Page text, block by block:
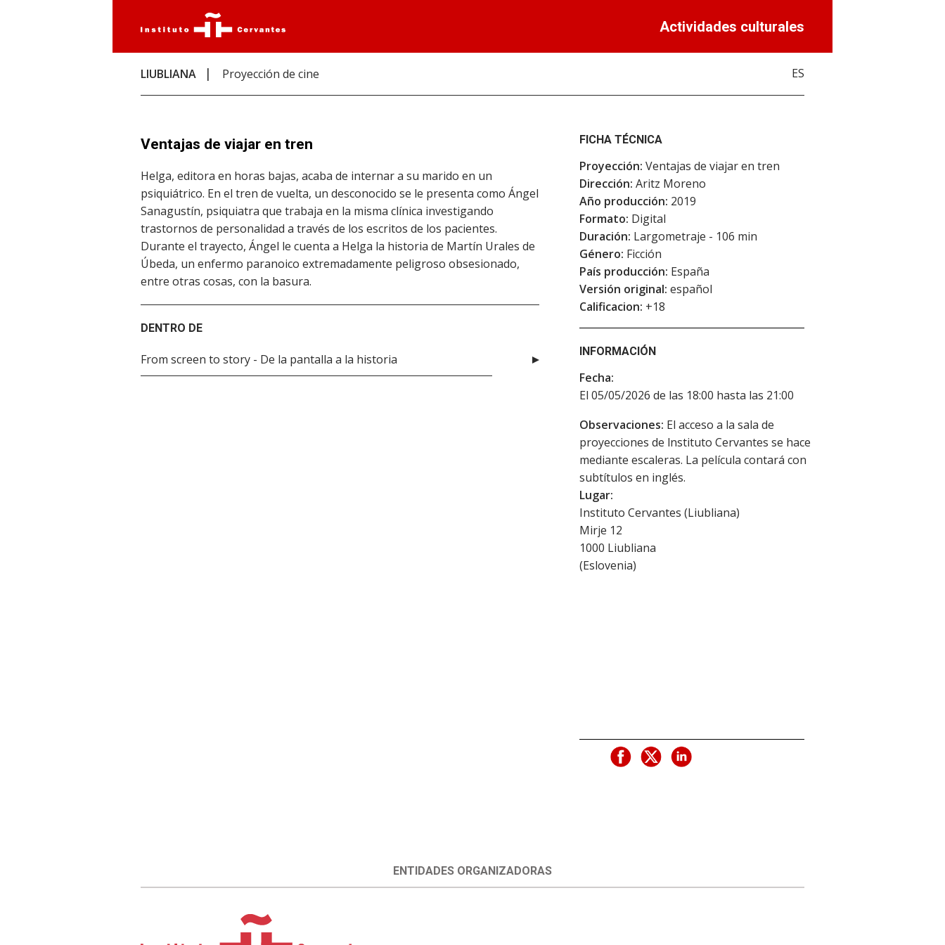
Actividades culturales
LIUBLIANA Proyección de cine ES
Ventajas de viajar en tren
Helga, editora en horas bajas, acaba de internar a su marido en un
psiquiátrico. En el tren de vuelta, un desconocido se le presenta como Ángel
Sanagustín, psiquiatra que trabaja en la misma clínica investigando
trastornos de personalidad a través de los escritos de los pacientes.
Durante el trayecto, Ángel le cuenta a Helga la historia de Martín Urales de
Úbeda, un enfermo paranoico extremadamente peligroso obsesionado,
entre otras cosas, con la basura.
DENTRO DE
From screen to story - De la pantalla a la historia
FICHA TÉCNICA
Proyección: Ventajas de viajar en tren
Dirección: Aritz Moreno
Año producción: 2019
Formato: Digital
Duración: Largometraje - 106 min
Género: Ficción
País producción: España
Versión original: español
Calificacion: +18
INFORMACIÓN
Fecha:
El 05/05/2026 de las 18:00 hasta las 21:00
Observaciones: El acceso a la sala de
proyecciones de lnstituto Cervantes se hace
mediante escaleras. La película contará con
subtítulos en inglés.
Lugar:
Instituto Cervantes (Liubliana)
Mirje 12
1000 Liubliana
(Eslovenia)
ENTIDADES ORGANIZADORAS